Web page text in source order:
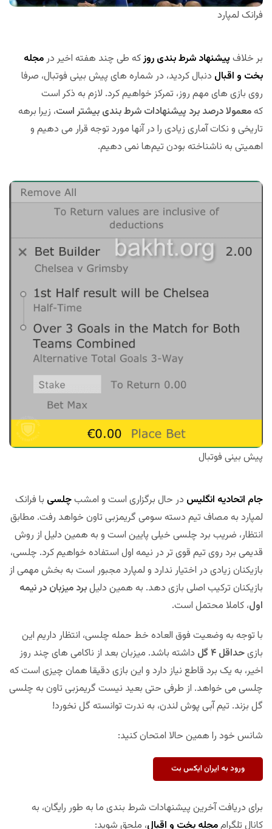
فرانک لمپارد
بر خلاف پیشنهاد شرط بندی روزکه طی چند هفته اخیر در مجله
بخت و اقبال دنبال کردید، در شماره های پیش بینی فوتبال، صرفا
روی بازی های مهم روز، تمرکز خواهیم کرد. لازم به ذکر است
کهمعمولا درصد برد پیشنهادات شرط بندی بیشتر است، زیرا برهه
تاریخی و نکات آماری زیادی را در آنها مورد توجه قرار می دهیم و
اهمیتی به ناشناخته بودن تیم‌ها نمی دهیم.
پیش بینی فوتبال
جام اتحادیه انگلیس در حال برگزاری است و امشبچلسی با فرانک
لمپارد به مصاف تیم دسته سومی گریمزبی تاون خواهد رفت. مطابق
انتظار، ضریب برد چلسی خیلی پایین است و به همین دلیل از روش
قدیمی برد روی تیم قوی تر در نیمه اول استفاده خواهیم کرد. چلسی،
بازیکنان زیادی در اختیار ندارد و لمپارد مجبور است به بخش مهمی از
بازیکنان ترکیب اصلی بازی دهد. به همین دلیلبرد میزبان در نیمه
اول، کاملا محتمل است.
با توجه به وضعیت فوق العاده خط حمله چلسی، انتظار داریم این
بازیحداقل ۴ گل
داشته باشد. میزبان بعد از ناکامی های چند روز
اخیر، به یک برد قاطع نیاز دارد و این بازی دقیقا همان چیزی است که
چلسی می خواهد. از طرفی حتی بعید نیست گریمزبی تاون به چلسی
گل بزند. تیم آبی پوش لندن، به ندرت توانسته گل نخورد!
شانس خود را همین حالا امتحان کنید:
ورود به ایران ایکس بت
برای دریافت آخرین پیشنهادات شرط بندی ما به طور رایگان، به
کانال تلگراممجله بخت و اقبال، ملحق شوید: